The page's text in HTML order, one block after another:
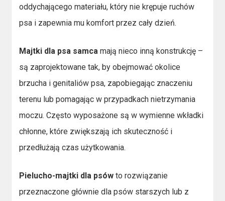
oddychającego materiału, który nie krępuje ruchów
psa i zapewnia mu komfort przez cały dzień.
Majtki dla psa samca mają nieco inną konstrukcję –
są zaprojektowane tak, by obejmować okolice
brzucha i genitaliów psa, zapobiegając znaczeniu
terenu lub pomagając w przypadkach nietrzymania
moczu. Często wyposażone są w wymienne wkładki
chłonne, które zwiększają ich skuteczność i
przedłużają czas użytkowania.
Pielucho-majtki dla psów to rozwiązanie
przeznaczone głównie dla psów starszych lub z